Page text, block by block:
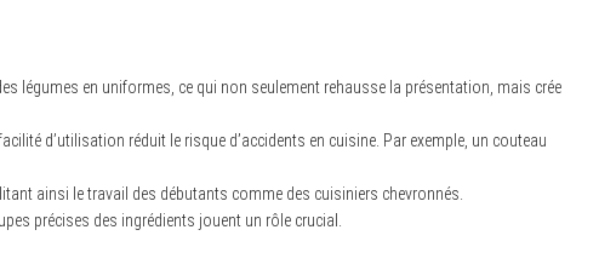
légumes en uniformes, ce qui non seulement rehausse la présentation, mais crée
d’utilisation réduit le risque d’accidents en cuisine. Par exemple, un couteau
ainsi le travail des débutants comme des cuisiniers chevronnés.
précises des ingrédients jouent un rôle crucial.